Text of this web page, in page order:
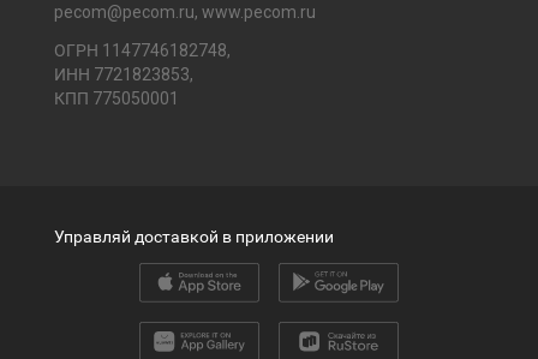
pecom@pecom.ru, www.pecom.ru
ОГРН 1147746182748,
ИНН 7721823853,
КПП 775050001
Управляй доставкой в приложении